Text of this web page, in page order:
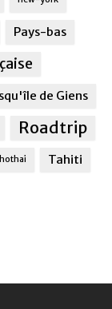
Pays-bas
de Giens
Roadtrip
Tahiti